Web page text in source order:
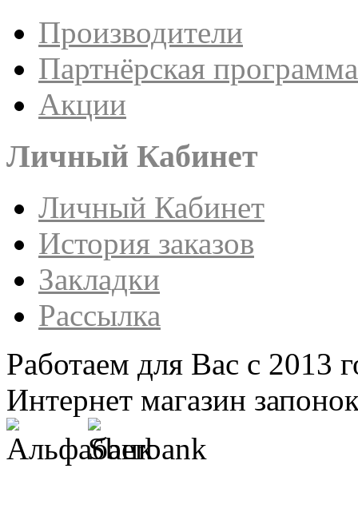
Производители
Партнёрская программа
Акции
Личный Кабинет
Личный Кабинет
История заказов
Закладки
Рассылка
Работаем для Вас с 2013
Интернет магазин